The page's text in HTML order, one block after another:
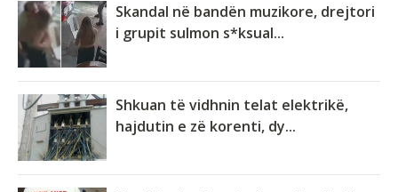
Skandal në bandën muzikore, drejtori
i grupit sulmon s*ksual...
Shkuan të vidhnin telat elektrikë,
hajdutin e zë korenti, dy...